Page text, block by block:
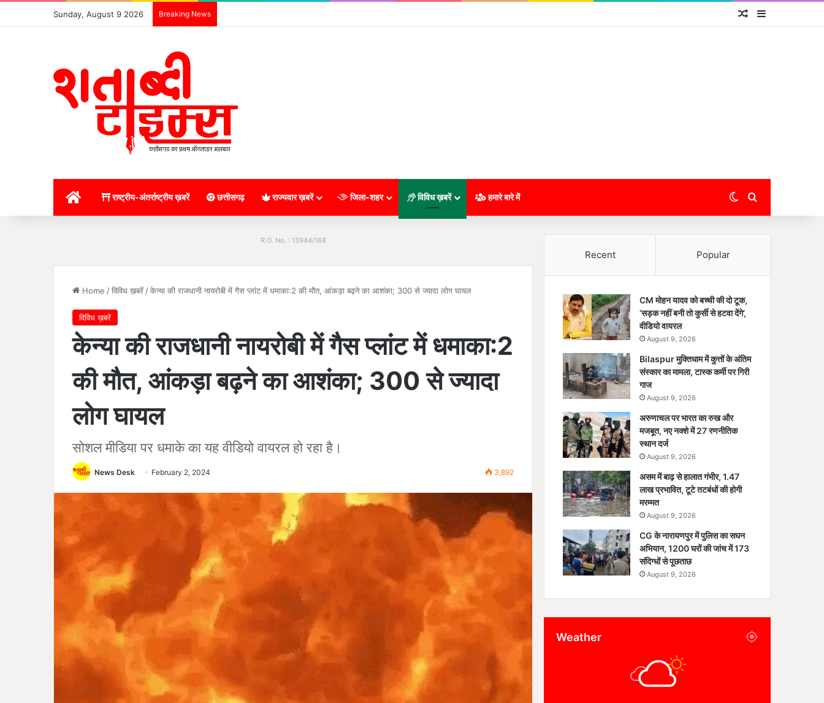
Sunday, August 9 2026 Breaking News Random Article
राष्ट्रीय-अंतर्राष्ट्रीय ख़बरें छत्तीसगढ़ राज्यवार ख़बरें जिला-शहर विविध ख़बरें हमारे बारे में Switch skin
R.O. No. : 13944/168
Home /विविध ख़बरें /केन्या की राजधानी नायरोबी में गैस प्लांट में धमाका:2 की मौत, आंकड़ा बढ़ने का आशंका; 300 से ज्यादा लोग घायल
विविध ख़बरें
केन्या की राजधानी नायरोबी में गैस प्लांट में धमाका:2
की मौत, आंकड़ा बढ़ने का आशंका; 300 से ज्यादा
लोग घायल
सोशल मीडिया पर धमाके का यह वीडियो वायरल हो रहा है।
News Desk February 2, 2024 3,892
Recent Popular
CM मोहन यादव को बच्ची की दो टूक,
‘सड़क नहीं बनी तो कुर्सी से हटवा देंगे’,
वीडियो वायरल
August 9, 2026
Bilaspur मुक्तिधाम में कुत्तों के अंतिम
संस्कार का मामला, टास्क कर्मी पर गिरी
गाज
August 9, 2026
अरुणाचल पर भारत का रुख और
मजबूत, नए नक्शे में 27 रणनीतिक
स्थान दर्ज
August 9, 2026
असम में बाढ़ से हालात गंभीर, 1.47
लाख प्रभावित, टूटे तटबंधों की होगी
मरम्मत
August 9, 2026
CG के नारायणपुर में पुलिस का सघन
अभियान, 1200 घरों की जांच में 173
संदिग्धों से पूछताछ
August 9, 2026
Weather